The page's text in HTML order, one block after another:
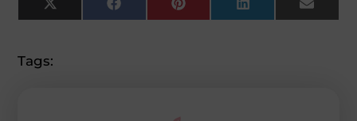
X
(Twitter)
FacebookPinterestLinkedInEmail
Tags: